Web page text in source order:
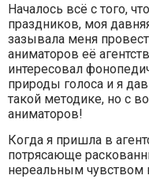
Началось всё с того,
праздников, моя
зазывала меня
аниматоров её
интересовал
природы голоса и я
такой методике, но с
аниматоров!
Когда я пришла в
потрясающе
нереальным чувством